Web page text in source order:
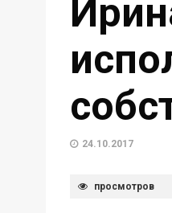
24.10.2017
просмотров